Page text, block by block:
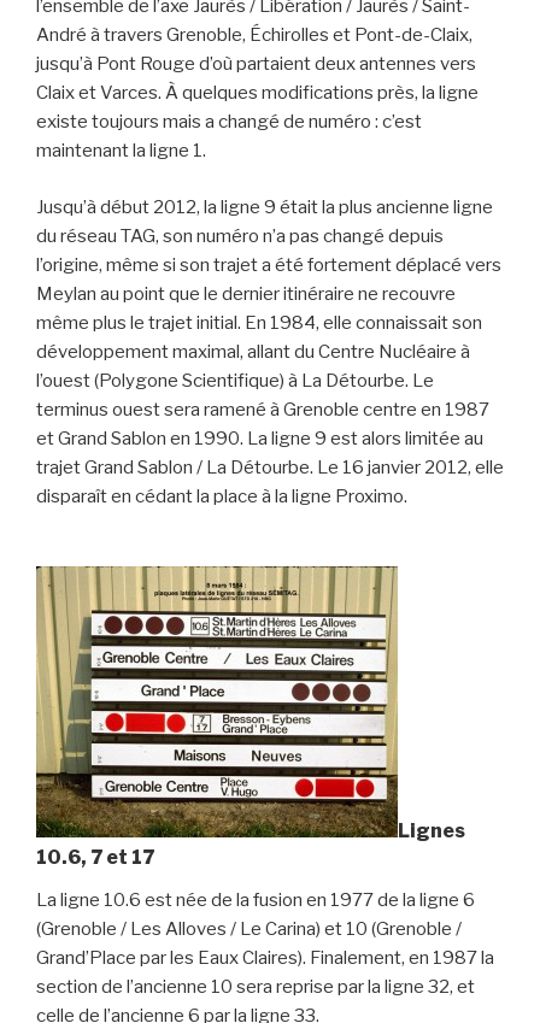
l’ensemble de l’axe Jaurès / Libération / Jaurès / Saint-
André à travers Grenoble, Échirolles et Pont-de-Claix,
jusqu’à Pont Rouge d’où partaient deux antennes vers
Claix et Varces. À quelques modifications près, la ligne
existe toujours mais a changé de numéro : c’est
maintenant la ligne 1.
Jusqu’à début 2012, la ligne 9 était la plus ancienne ligne
du réseau TAG, son numéro n’a pas changé depuis
l’origine, même si son trajet a été fortement déplacé vers
Meylan au point que le dernier itinéraire ne recouvre
même plus le trajet initial. En 1984, elle connaissait son
développement maximal, allant du Centre Nucléaire à
l’ouest (Polygone Scientifique) à La Détourbe. Le
terminus ouest sera ramené à Grenoble centre en 1987
et Grand Sablon en 1990. La ligne 9 est alors limitée au
trajet Grand Sablon / La Détourbe. Le 16 janvier 2012, elle
disparaît en cédant la place à la ligne Proximo.
Lignes
10.6, 7 et 17
La ligne 10.6 est née de la fusion en 1977 de la ligne 6
(Grenoble / Les Alloves / Le Carina) et 10 (Grenoble /
Grand’Place par les Eaux Claires). Finalement, en 1987 la
section de l’ancienne 10 sera reprise par la ligne 32, et
celle de l’ancienne 6 par la ligne 33.